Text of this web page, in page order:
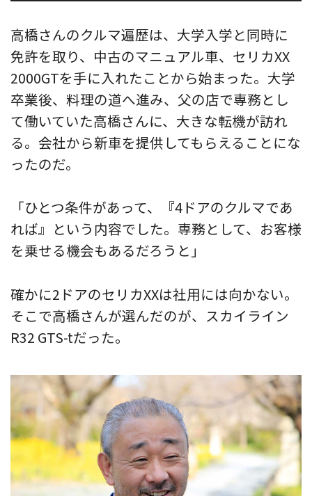
高橋さんのクルマ遍歴は、大学入学と同時に
免許を取り、中古のマニュアル車、セリカXX
2000GTを手に入れたことから始まった。大学
卒業後、料理の道へ進み、父の店で専務とし
て働いていた高橋さんに、大きな転機が訪れ
る。会社から新車を提供してもらえることにな
ったのだ。
「ひとつ条件があって、『4ドアのクルマであ
れば』という内容でした。専務として、お客様
を乗せる機会もあるだろうと」
確かに2ドアのセリカXXは社用には向かない。
そこで高橋さんが選んだのが、スカイライン
R32 GTS-tだった。